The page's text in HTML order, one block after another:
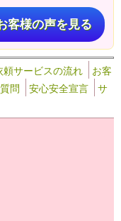
客様の声を見る
頼サービスの流れ
お客
問 安心安全宣言
サ